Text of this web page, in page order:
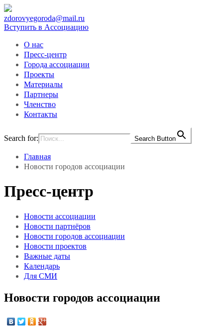
zdorovyegoroda@mail.ru
Вступить в Ассоциацию
О нас
Пресс-центр
Города ассоциации
Проекты
Материалы
Партнеры
Членство
Контакты
Search for: Search Button
Главная
Новости городов ассоциации
Пресс-центр
Новости ассоциации
Новости партнёров
Новости городов ассоциации
Новости проектов
Важные даты
Календарь
Для СМИ
Новости городов ассоциации